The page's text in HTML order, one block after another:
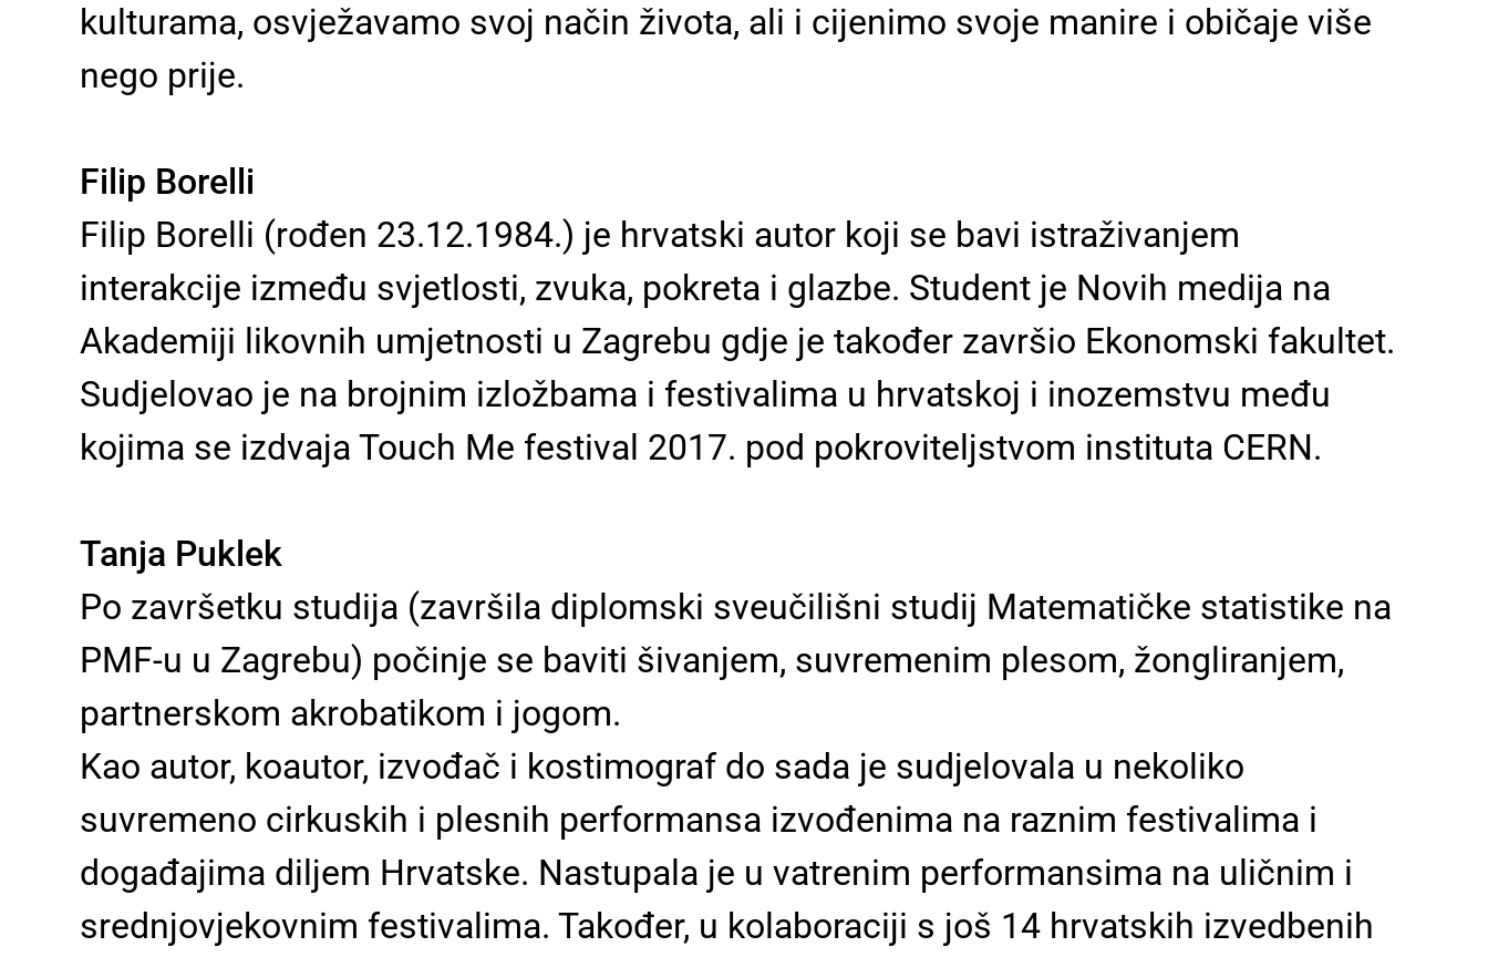
kulturama, osvježavamo svoj način života, ali i cijenimo svoje manire i običaje više
nego prije.
Filip Borelli
Filip Borelli (rođen 23.12.1984.) je hrvatski autor koji se bavi istraživanjem
interakcije između svjetlosti, zvuka, pokreta i glazbe. Student je Novih medija na
Akademiji likovnih umjetnosti u Zagrebu gdje je također završio Ekonomski fakultet.
Sudjelovao je na brojnim izložbama i festivalima u hrvatskoj i inozemstvu među
kojima se izdvaja Touch Me festival 2017. pod pokroviteljstvom instituta CERN.
Tanja Puklek
Po završetku studija (završila diplomski sveučilišni studij Matematičke statistike na
PMF-u u Zagrebu) počinje se baviti šivanjem, suvremenim plesom, žongliranjem,
partnerskom akrobatikom i jogom.
Kao autor, koautor, izvođač i kostimograf do sada je sudjelovala u nekoliko
suvremeno cirkuskih i plesnih performansa izvođenima na raznim festivalima i
događajima diljem Hrvatske. Nastupala je u vatrenim performansima na uličnim i
srednjovjekovnim festivalima. Također, u kolaboraciji s još 14 hrvatskih izvedbenih